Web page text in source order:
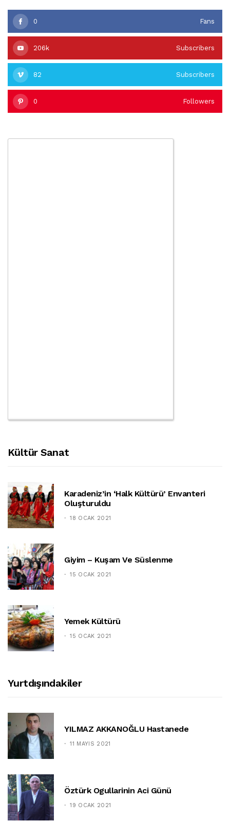
0 Fans
206k Subscribers
82 Subscribers
0 Followers
Kültür Sanat
Karadeniz’in ‘halk Kültürü’ Envanteri
Oluşturuldu
18 OCAK 2021
Giyim – Kuşam Ve Süslenme
15 OCAK 2021
Yemek Kültürü
15 OCAK 2021
Yurtdışındakiler
YILMAZ AKKANOĞLU Hastanede
11 MAYIS 2021
Öztürk Ogullarinin Aci Günü
19 OCAK 2021